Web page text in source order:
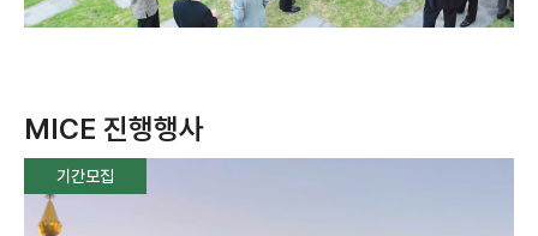
MICE 진행행사
기간모집